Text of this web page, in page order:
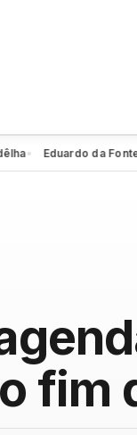
Eduardo da Fonte
fim